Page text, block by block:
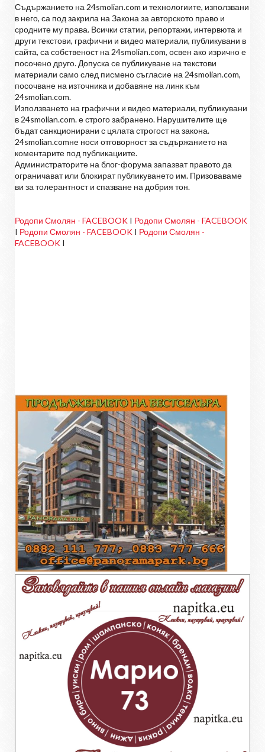
Съдържанието на 24smolian.com и технологиите, използвани
в него, са под закрила на Закона за авторското право и
сродните му права. Всички статии, репортажи, интервюта и
други текстови, графични и видео материали, публикувани в
сайта, са собственост на 24smolian.com, освен ако изрично е
посочено друго. Допуска се публикуване на текстови
материали само след писмено съгласие на 24smolian.com,
посочване на източника и добавяне на линк към
24smolian.com.
Използването на графични и видео материали, публикувани
в 24smolian.com. е строго забранено. Нарушителите ще
бъдат санкционирани с цялата строгост на закона.
24smolian.comне носи отговорност за съдържанието на
коментарите под публикациите.
Администраторите на блог-форума запазват правото да
ограничават или блокират публикуването им. Призоваваме
ви за толерантност и спазване на добрия тон.
Родопи Смолян - FACEBOOK I Родопи Смолян - FACEBOOK
I Родопи Смолян - FACEBOOK I Родопи Смолян -
FACEBOOK I